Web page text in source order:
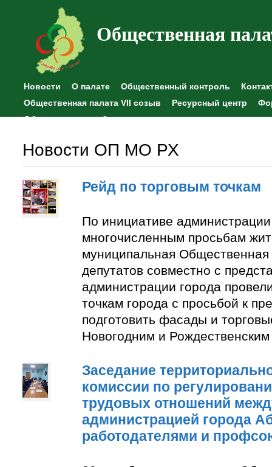
Общественная
Новости О палате Общественный контроль
Общественная палата VII созыв
Ресурсный центр
Общественные наблюдения
Новости ОП МО РХ
Рейд по торговым точкам
По инициативе
многочисленным просьбам
муниципальная Общественная
депутатов совместно с
администрации города
точкам города с просьбой к
подготовить фасады и
Новогодним и
Заседание
комиссии по
трудовых отношений
администрацией города
работодателями и